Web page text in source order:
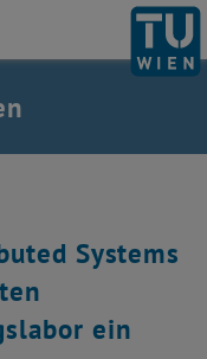
Systems
ein